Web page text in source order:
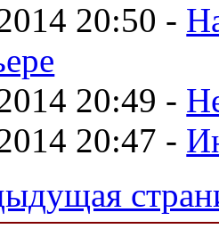
20:50 -
20:49 -
20:47 -